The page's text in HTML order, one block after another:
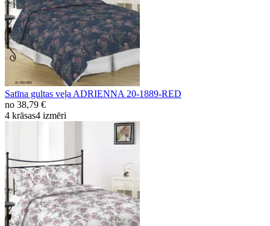
Satīna gultas veļa ADRIENNA 20-1889-RED
no 38,79 €
4 krāsas4 izmēri